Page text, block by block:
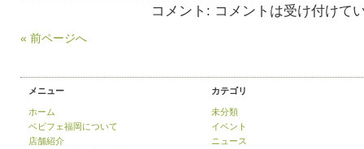
コメント: コメントは受け付けて
« 前ページへ
メニュー
ホーム
ベビフェ福岡について
店舗紹介
カテゴリ
未分類
イベント
ニュース